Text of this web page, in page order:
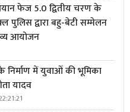
फेज 5.0 द्वितीय चरण के
पुलिस द्वारा बहु-बेटी सम्मेलन
आयोजन
निर्माण में युवाओं की भूमिका
यादव